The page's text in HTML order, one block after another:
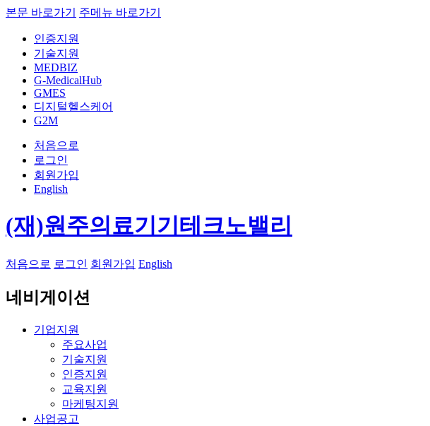
본문 바로가기 주메뉴 바로가기
인증지원
기술지원
MEDBIZ
G-MedicalHub
GMES
디지털헬스케어
G2M
처음으로
로그인
회원가입
English
(재)원주의료기기테크노밸리
처음으로 로그인 회원가입 English
네비게이션
기업지원
주요사업
기술지원
인증지원
교육지원
마케팅지원
사업공고